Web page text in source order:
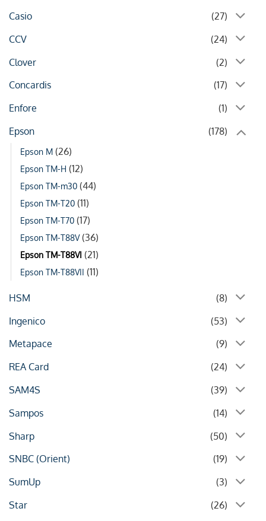
Casio
(27)
CCV
(24)
Clover
(2)
Concardis
(17)
Enfore
(1)
Epson
(178)
Epson M (26)
Epson TM-H (12)
Epson TM-m30 (44)
Epson TM-T20 (11)
Epson TM-T70 (17)
Epson TM-T88V(36)
Epson TM-T88VI (21)
Epson TM-T88VII (11)
HSM
(8)
Ingenico
(53)
Metapace
(9)
REA Card
(24)
SAM4S
(39)
Sampos
(14)
Sharp
(50)
SNBC (Orient)
(19)
SumUp
(3)
Star
(26)